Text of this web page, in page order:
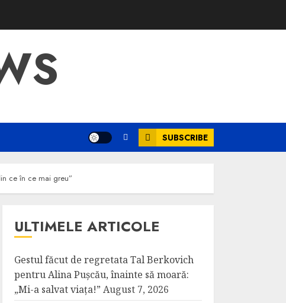
SUBSCRIBE
ce în ce mai greu”
ULTIMELE ARTICOLE
Gestul făcut de regretata Tal Berkovich
pentru Alina Pușcău, înainte să moară:
„Mi-a salvat viața!” August 7, 2026